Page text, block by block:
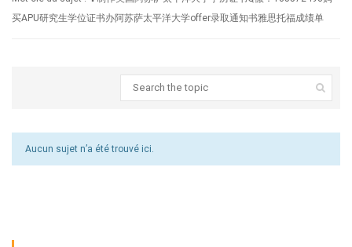
买APU研究生学位证书办阿苏萨太平洋大学offer录取通知书雅思托福成绩单
Aucun sujet n’a été trouvé ici.